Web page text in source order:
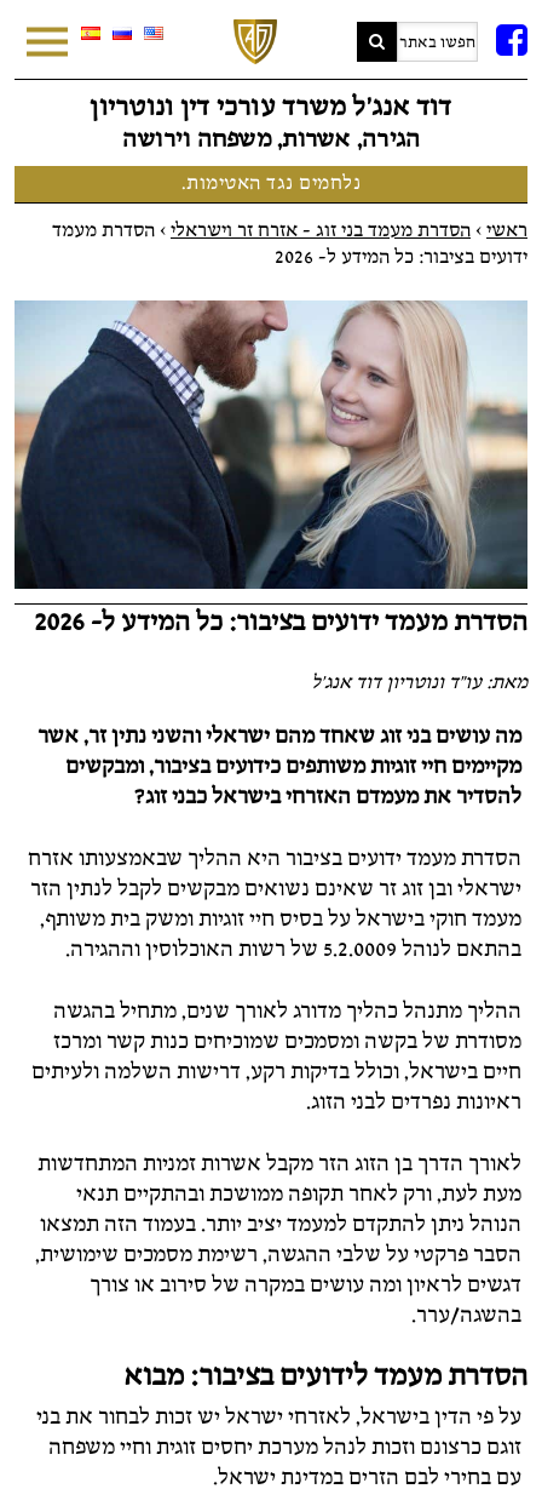
FB
דוד אנג׳ל משרד עורכי דין ונוטריון
הגירה, אשרות, משפחה וירושה
נלחמים נגד האטימות.
ראשי > הסדרת מעמד בני זוג - אזרח זר וישראלי > הסדרת מעמד
ידועים בציבור: כל המידע ל- 2026
הסדרת מעמד ידועים בציבור: כל המידע ל- 2026
מאת: עו"ד ונוטריון דוד אנג'ל
מה עושים בני זוג שאחד מהם ישראלי והשני נתין זר, אשר
מקיימים חיי זוגיות משותפים כידועים בציבור, ומבקשים
להסדיר את מעמדם האזרחי בישראל כבני זוג?
הסדרת מעמד ידועים בציבור היא ההליך שבאמצעותו אזרח
ישראלי ובן זוג זר שאינם נשואים מבקשים לקבל לנתין הזר
מעמד חוקי בישראל על בסיס חיי זוגיות ומשק בית משותף,
בהתאם לנוהל 5.2.0009 של רשות האוכלוסין וההגירה.
ההליך מתנהל כהליך מדורג לאורך שנים, מתחיל בהגשה
מסודרת של בקשה ומסמכים שמוכיחים כנות קשר ומרכז
חיים בישראל, וכולל בדיקות רקע, דרישות השלמה ולעיתים
ראיונות נפרדים לבני הזוג.
לאורך הדרך בן הזוג הזר מקבל אשרות זמניות המתחדשות
מעת לעת, ורק לאחר תקופה ממושכת ובהתקיים תנאי
הנוהל ניתן להתקדם למעמד יציב יותר. בעמוד הזה תמצאו
הסבר פרקטי על שלבי ההגשה, רשימת מסמכים שימושית,
דגשים לראיון ומה עושים במקרה של סירוב או צורך
בהשגה/ערר.
הסדרת מעמד לידועים בציבור: מבוא
על פי הדין בישראל, לאזרחי ישראל יש זכות לבחור את בני
זוגם כרצונם וזכות לנהל מערכת יחסים זוגית וחיי משפחה
עם בחירי לבם הזרים במדינת ישראל.